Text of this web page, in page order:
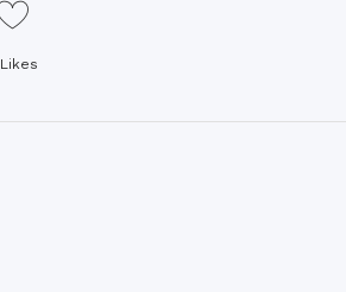
Likes